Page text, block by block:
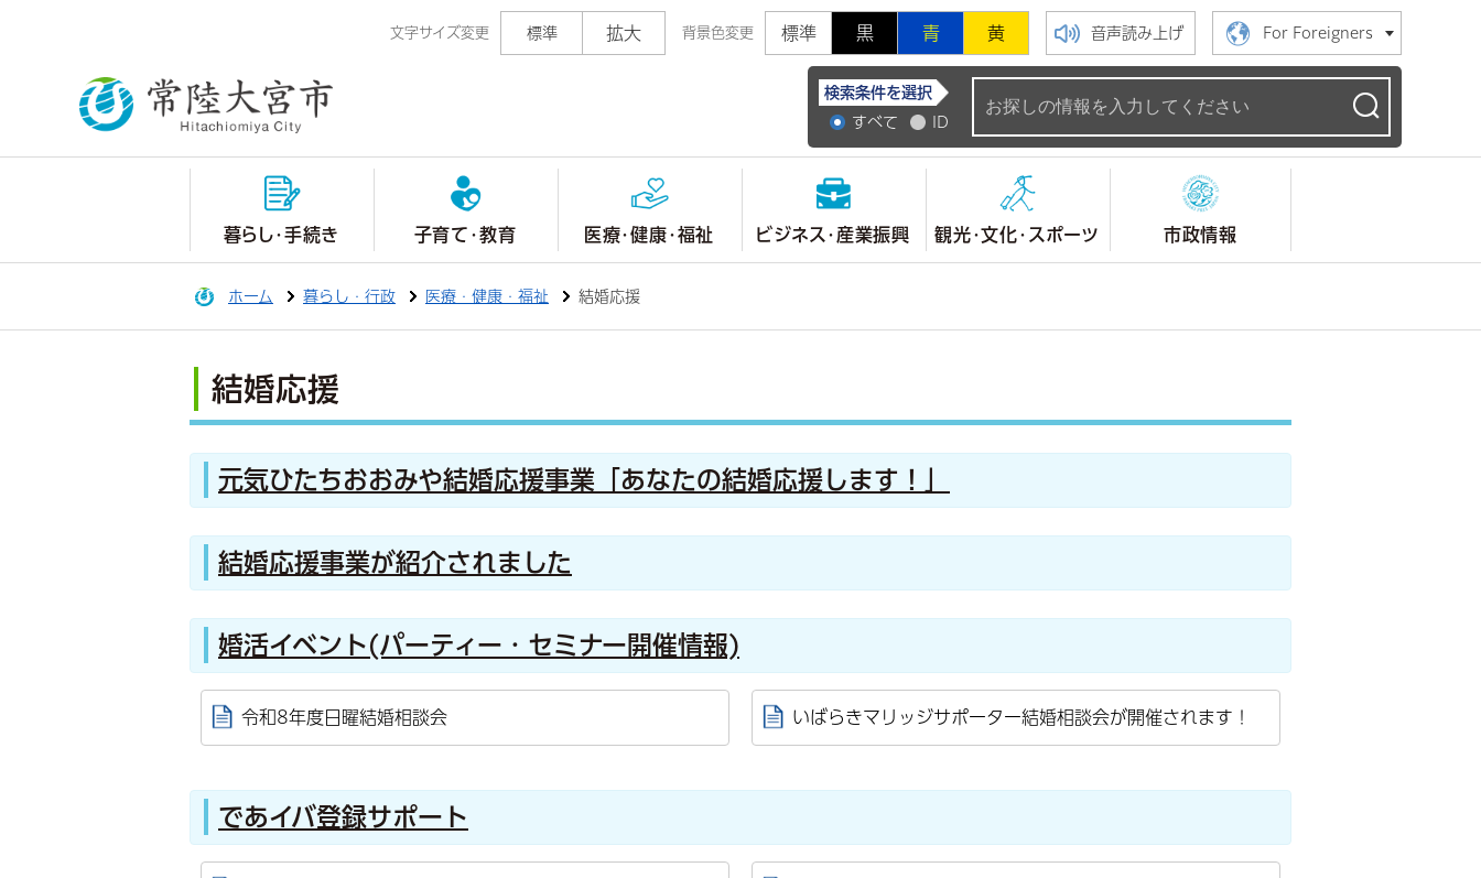
文字サイズ変更 標準 拡大 背景色変更 標準 黒 青 黄 音声読み上げ For Foreigners
常陸大宮市公式ホームページ
検索条件を選択
すべて
ID
暮らし・手続き 子育て・教育 医療・健康・福祉 ビジネス・産業振興 観光・文化・スポーツ 市政情報
ホーム 暮らし・行政 医療・健康・福祉 結婚応援
結婚応援
元気ひたちおおみや結婚応援事業「あなたの結婚応援します！」
結婚応援事業が紹介されました
婚活イベント(パーティー・セミナー開催情報)
令和8年度日曜結婚相談会 いばらきマリッジサポーター結婚相談会が開催されます！
であイバ登録サポート